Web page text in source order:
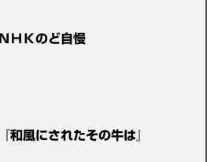
ＮＨＫのど自慢
『和風にされたその牛は』